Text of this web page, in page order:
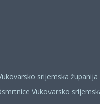
srijemska županija
Vukovarsko